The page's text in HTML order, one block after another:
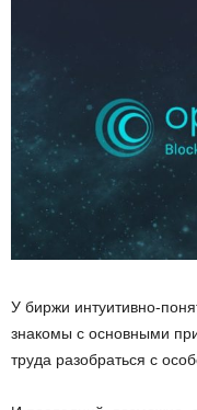
У биржи интуитивно-
знакомы с основными
труда разобраться с